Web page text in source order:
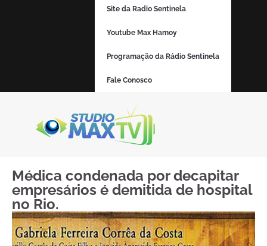
Site da Radio Sentinela
Youtube Max Hamoy
Programação da Rádio Sentinela
Fale Conosco
Médica condenada por decapitar
empresários é demitida de hospital
no Rio.